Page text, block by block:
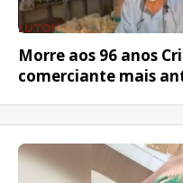
LUTO!
Morre aos 96 anos
comerciante mais